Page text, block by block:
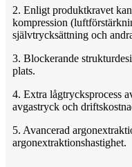
2. Enligt produktkravet
kompression
självtrycksättning och
3. Blockerande
plats.
4. Extra lågtrycksprocess
avgastryck och
5. Avancerad
argonextraktionshastighet.